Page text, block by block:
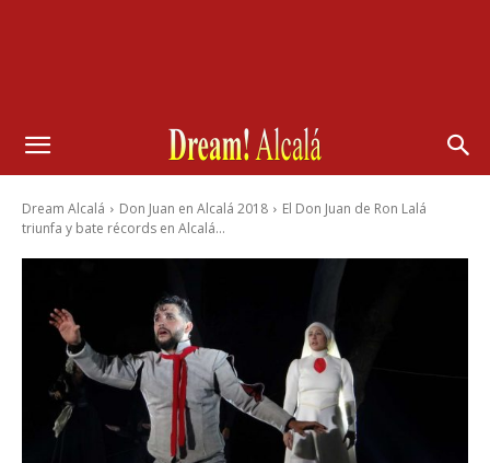
Dream Alcalá Don Juan en Alcalá 2018
El Don Juan de Ron Lalá
triunfa y bate récords en Alcalá...